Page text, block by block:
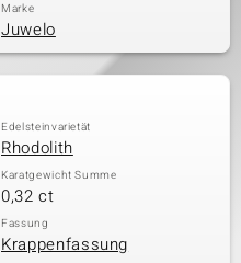
Marke
Juwelo
Edelsteinvarietät
Rhodolith
Karatgewicht Summe
0,32 ct
Fassung
Krappenfassung